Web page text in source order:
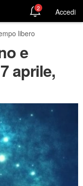
2 Accedi
libero
e
aprile,